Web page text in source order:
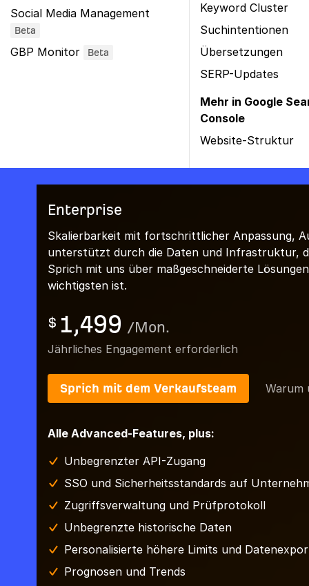
Social Media Management
Beta
GBP Monitor Beta
Keyword Cluster
Suchintentionen
Übersetzungen
SERP-Updates
Mehr in Google
Console
Website-Struktur
Enterprise
Skalierbarkeit mit fortschrittlicher Anpassung,
unterstützt durch die Daten und Infrastruktur,
Sprich mit uns über maßgeschneiderte
wichtigsten ist.
$ 1,499 /Mon.
Jährliches Engagement erforderlich
Sprich mit dem Verkaufsteam Warum
Alle Advanced-Features, plus:
Unbegrenzter API-Zugang
SSO und Sicherheitsstandards auf
Zugriffsverwaltung und Prüfprotokoll
Unbegrenzte historische Daten
Personalisierte höhere Limits und
Prognosen und Trends